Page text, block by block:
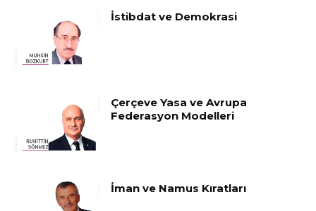
İstibdat ve Demokrasi
Çerçeve Yasa ve Avrupa
Federasyon Modelleri
İman ve Namus Kıratları